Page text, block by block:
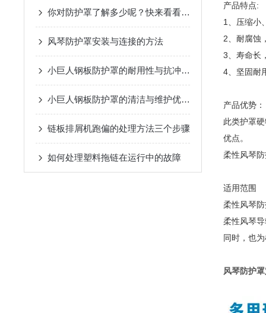
你对防护罩了解多少呢？快来看看吧！
风琴防护罩安装与连接的方法
小巨人钢板防护罩的耐用性与抗冲击性能分析
小巨人钢板防护罩的清洁与维护优势概述
链板排屑机跑偏的处理方法三个步骤
如何处理塑料拖链在运行中的故障
产品特点:
1、压缩小
2、耐腐蚀
3、寿命长
4、坚固耐
产品优势：
此类护罩
优点。
柔性风琴
适用范围
柔性风琴
柔性风琴
同时，也
风琴防护